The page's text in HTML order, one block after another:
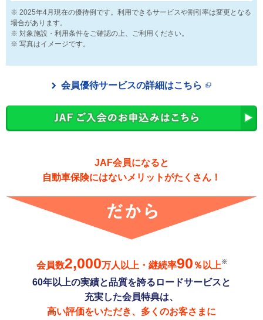
2025年4月現在の優待例です。利用できるサービスや割引率は変更となる
場合があります。
対象施設・利用条件をご確認の上、ご利用ください。
写真はイメージです。
会員優待サービスの詳細はこちら
JAF会員になると
自動車保険にはないメリットがたくさん！
会員数2,000万人以上・継続率90 ％以上※
60年以上の実績と品質を誇るロードサービスと
充実した会員特典は、
高い評価をいただき、多くのお客さまに